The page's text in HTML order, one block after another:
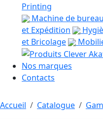
Printing
Machine de bureau
et Expédition
et Bricolage
Nos marques
Contacts
Accueil Catalogue